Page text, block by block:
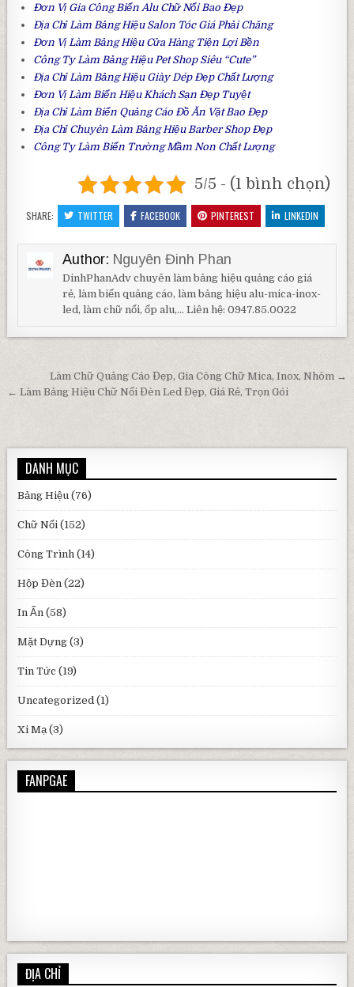
Đơn Vị Gia Công Biển Alu Chữ NổiBao Đẹp
Địa Chỉ Làm Bảng Hiệu Salon TócGiá Phải Chăng
Đơn Vị Làm Bảng Hiệu Cửa Hàng Tiện LợiBền
Công Ty Làm Bảng Hiệu Pet ShopSiêu “Cute”
Địa Chỉ Làm Bảng Hiệu Giày DépĐẹp Chất Lượng
Đơn Vị Làm Biển Hiệu Khách Sạn Đẹp Tuyệt
Địa Chỉ Làm Biển Quảng Cáo Đồ Ăn VặtBao Đẹp
Địa Chỉ Chuyên Làm Bảng Hiệu Barber ShopĐẹp
Công Ty Làm Biển Trường Mầm Non Chất Lượng
5/5 - (1 bình chọn)
SHARE: TWITTER FACEBOOK PINTEREST LINKEDIN
Author: Nguyên Đinh Phan
DinhPhanAdv chuyên làm bảng hiệu quảng cáo giá
rẻ, làm biển quảng cáo, làm bảng hiệu alu-mica-inox-
led, làm chữ nổi, ốp alu,... Liên hệ: 0947.85.0022
Điều hướng bài viết
Làm Chữ Quảng Cáo Đẹp, Gia Công Chữ Mica, Inox, Nhôm →
← Làm Bảng Hiệu Chữ Nổi Đèn Led Đẹp, Giá Rẻ, Trọn Gói
DANH MỤC
Bảng Hiệu (76)
Chữ Nổi (152)
Công Trình (14)
Hộp Đèn (22)
In Ấn (58)
Mặt Dựng (3)
Tin Tức (19)
Uncategorized (1)
Xi Mạ (3)
FANPGAE
ĐỊA CHỈ